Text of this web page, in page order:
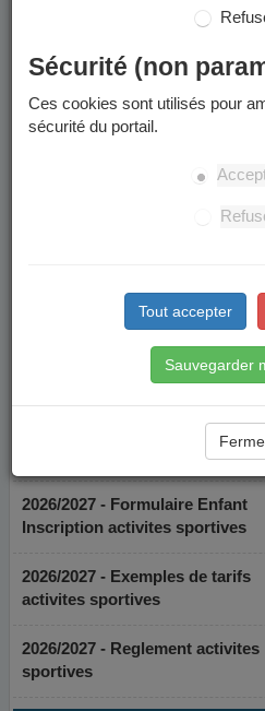
Sécurité (non
Ces cookies sont utilisés pour
sécurité du portail.
Tout accepter
Sauvegarder